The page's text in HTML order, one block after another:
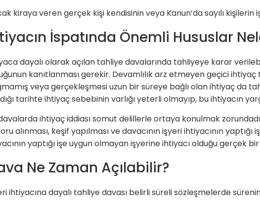
kiraya veren gerçek kişi kendisinin veya Kanun’da sayılı kişilerin
İspatında Önemli Hususlar
dayalı olarak açılan tahliye davalarında tahliyeye karar
kanıtlanması gerekir. Devamlılık arz etmeyen geçici
veya gerçekleşmesi uzun bir süreye bağlı olan ihtiyaç da
tarihte ihtiyaç sebebinin varlığı yeterli olmayıp, bu ihtiyacın
ihtiyaç iddiası somut delillerle ortaya konulmak
alınması, keşif yapılması ve davacının işyeri ihtiyacının
yaptığı işe uygun olmayan işyerine ihtiyacı olduğu gerçek
Ne Zaman Açılabilir?
ihtiyacına dayalı tahliye davası belirli süreli sözleşmelerde